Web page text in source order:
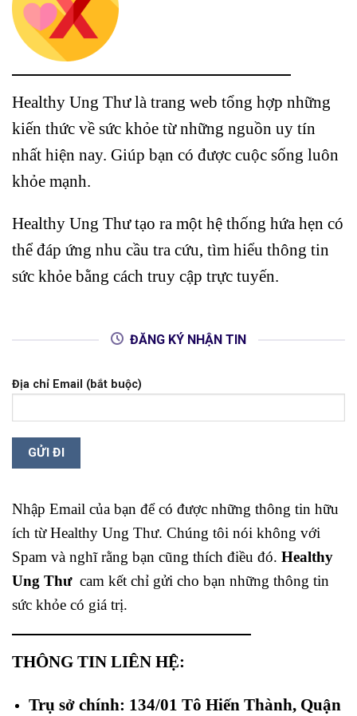
Healthy Ung Thư là trang web tổng hợp những
kiến thức về sức khỏe từ những nguồn uy tín
nhất hiện nay. Giúp bạn có được cuộc sống luôn
khỏe mạnh.
Healthy Ung Thư tạo ra một hệ thống hứa hẹn có
thể đáp ứng nhu cầu tra cứu, tìm hiểu thông tin
sức khỏe bằng cách truy cập trực tuyến.
ĐĂNG KÝ NHẬN TIN
Địa chỉ Email (bắt buộc)
Nhập Email của bạn để có được những thông tin hữu
ích từ Healthy Ung Thư. Chúng tôi nói không với
Spam và nghĩ rằng bạn cũng thích điều đó. Healthy
Ung Thư cam kết chỉ gửi cho bạn những thông tin
sức khỏe có giá trị.
THÔNG TIN LIÊN HỆ:
Trụ sở chính: 134/01 Tô Hiến Thành, Quận